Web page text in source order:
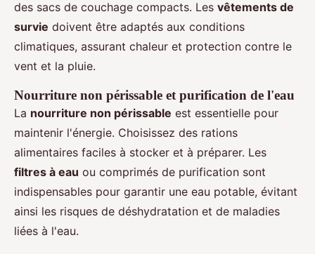
des sacs de couchage compacts. Les vêtements de
survie doivent être adaptés aux conditions
climatiques, assurant chaleur et protection contre le
vent et la pluie.
Nourriture non périssable et purification de l'eau
La nourriture non périssable est essentielle pour
maintenir l'énergie. Choisissez des rations
alimentaires faciles à stocker et à préparer. Les
filtres à eau ou comprimés de purification sont
indispensables pour garantir une eau potable, évitant
ainsi les risques de déshydratation et de maladies
liées à l'eau.